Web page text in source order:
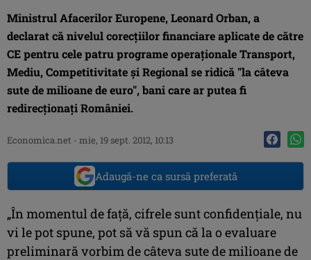
Ministrul Afacerilor Europene, Leonard Orban, a
declarat că nivelul corecţiilor financiare aplicate de către
CE pentru cele patru programe operaţionale Transport,
Mediu, Competitivitate şi Regional se ridică "la câteva
sute de milioane de euro", bani care ar putea fi
redirecţionaţi României.
Economica.net - mie, 19 sept. 2012, 10:13
Adaugă-ne ca sursă preferată
„În momentul de faţă, cifrele sunt confidenţiale, nu
vi le pot spune, pot să vă spun că la o evaluare
preliminară vorbim de câteva sute de milioane de